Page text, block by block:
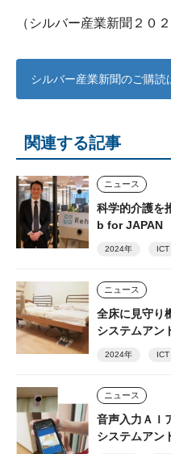
（シルバー産業新聞２０
シルバー産業新聞のご購読
関連する記事
ニュース
科学的介護を
b for JAPAN
2024年 ICT
ニュース
全床に見守
システムアン
2024年 ICT
ニュース
音声入力ＡＩ
システムアン